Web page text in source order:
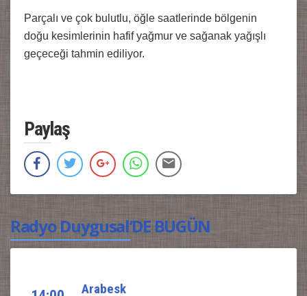
Parçalı ve çok bulutlu, öğle saatlerinde bölgenin
doğu kesimlerinin hafif yağmur ve sağanak yağışlı
geçeceği tahmin ediliyor.
Paylaş
Radyo Duygusal’DE BUGÜN
Arabesk